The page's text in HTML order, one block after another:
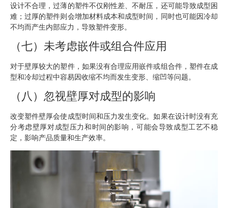
设计不合理，过薄的塑件不仅刚性差、不耐压，还可能导致成型困
难；过厚的塑件则会增加材料成本和成型时间，同时也可能因冷却
不均而产生内部应力，导致塑件变形。
（七）未考虑嵌件或组合件应用
对于壁厚较大的塑件，如果没有合理应用嵌件或组合件，塑件在成
型和冷却过程中容易因收缩不均而发生变形、缩凹等问题。
（八）忽视壁厚对成型的影响
改变塑件壁厚会使成型时间和压力发生变化。如果在设计时没有充
分考虑壁厚对成型压力和时间的影响，可能会导致成型工艺不稳
定，影响产品质量和生产效率。